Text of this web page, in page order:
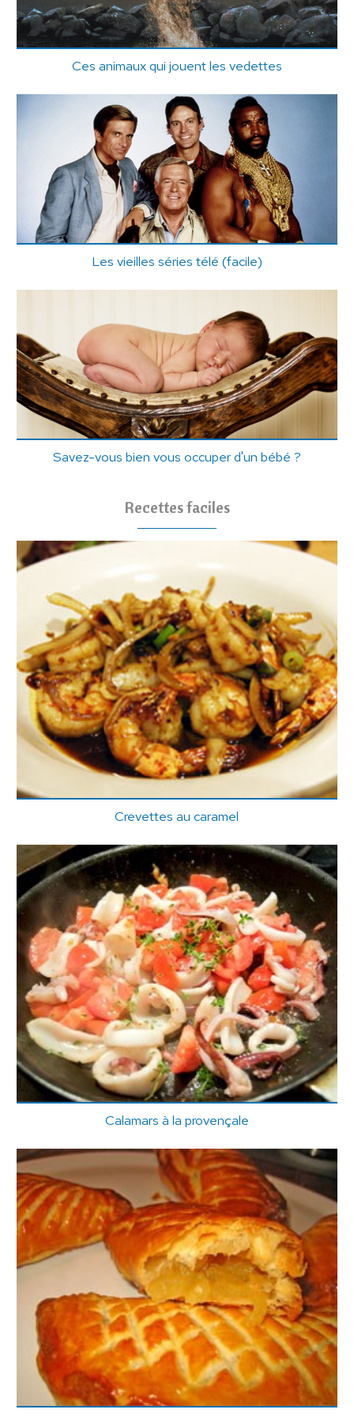
Ces animaux qui jouent les vedettes
Les vieilles séries télé (facile)
Savez-vous bien vous occuper d'un bébé ?
Recettes faciles
Crevettes au caramel
Calamars à la provençale